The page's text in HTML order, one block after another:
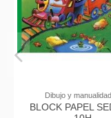
y manualidades
SEDA A4